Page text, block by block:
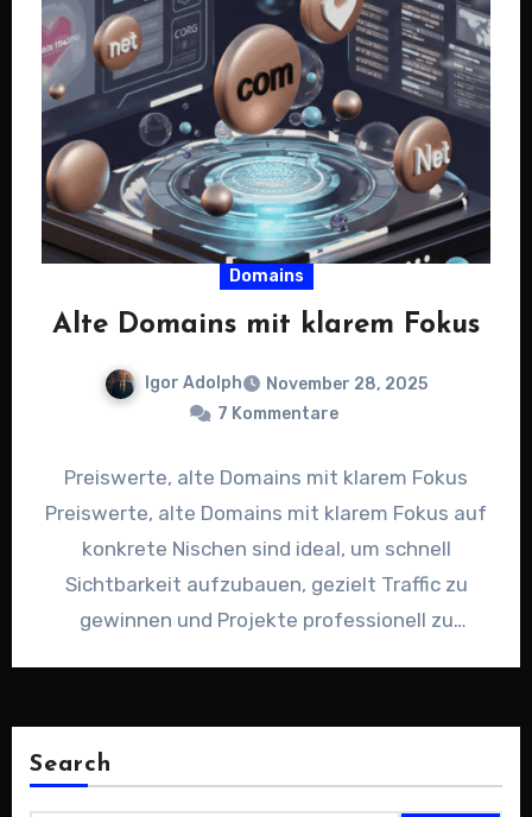
Domains
Alte Domains mit klarem Fokus
Igor Adolph
November 28, 2025
7 Kommentare
Preiswerte, alte Domains mit klarem Fokus
Preiswerte, alte Domains mit klarem Fokus auf
konkrete Nischen sind ideal, um schnell
Sichtbarkeit aufzubauen, gezielt Traffic zu
gewinnen und Projekte professionell zu
Search